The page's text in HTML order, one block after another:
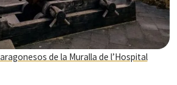
de la Muralla de l’Hospital